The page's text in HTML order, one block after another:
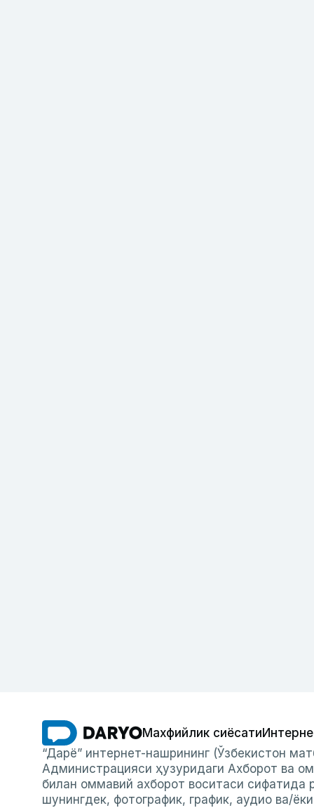
Махфийлик сиёсати
“Дарё” интернет-нашрининг (Ўзбекистон
Администрацияси ҳузуридаги Ахборот ва
билан оммавий ахборот воситаси сифатида
шунингдек, фотографик, график, аудио ва/